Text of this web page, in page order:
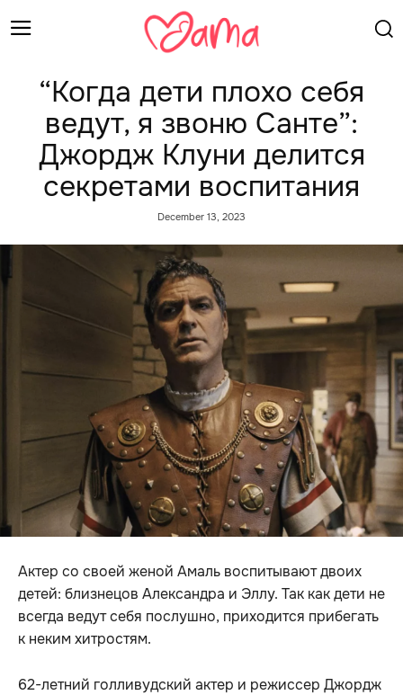
“Когда дети плохо себя
ведут, я звоню Санте”:
Джордж Клуни делится
секретами воспитания
December 13, 2023
Актер со своей женой Амаль воспитывают двоих
детей: близнецов Александра и Эллу. Так как дети не
всегда ведут себя послушно, приходится прибегать
к неким хитростям.
62-летний голливудский актер и режиссер Джордж